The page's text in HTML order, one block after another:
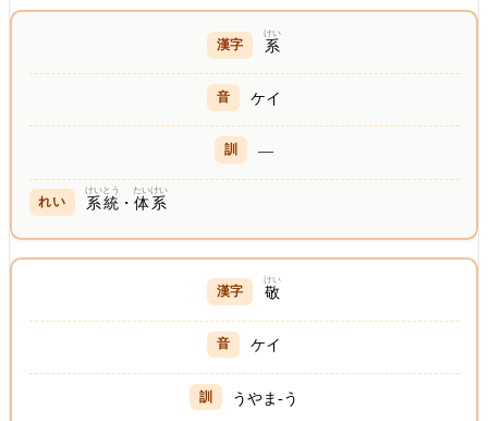
系
けい
ケイ
—
系統
けいとう
・体系
たいけい
敬
けい
ケイ
うやま-う